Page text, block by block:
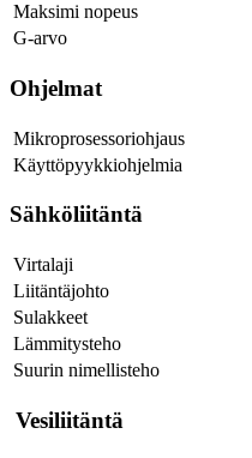
Maksimi nopeus
G-arvo
Ohjelmat
Mikroprosessoriohjaus
Käyttöpyykkiohjelmia
Sähköliitäntä
Virtalaji
Liitäntäjohto
Sulakkeet
Lämmitysteho
Suurin nimellisteho
Vesiliitäntä